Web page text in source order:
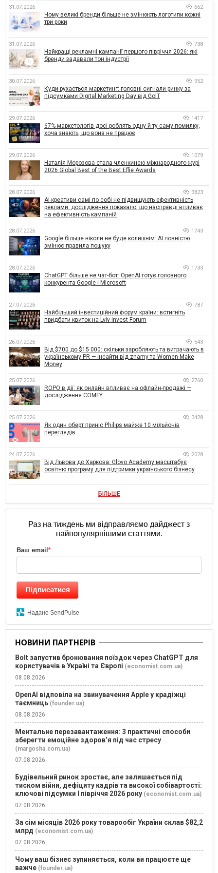
31.07.2026 662
Чому великі бренди більше не змінюють логотипи кожні
три роки
31.07.2026 738
Найкращі рекламні кампанії першого півріччя 2026: які
бренди задавали тон індустрії
30.07.2026 952
Куди рухається маркетинг: головні сигнали ринку за
підсумками Digital Marketing Day від GoIT
29.07.2026 1417
67% маркетологів досі роблять одну й ту саму помилку,
хоча знають, що вона не працює
29.07.2026 1079
Наталія Морозова стала членкинею міжнародного журі
2026 Global Best of the Best Effie Awards
28.07.2026 3823
AI-креативи самі по собі не підвищують ефективність
реклами: дослідження показало, що насправді впливає
на ефективність кампаній
28.07.2026 1743
Google більше ніколи не буде колишнім: AI повністю
змінює правила пошуку
28.07.2026 1733
ChatGPT більше не чат-бот: OpenAI готує головного
конкурента Google і Microsoft
27.07.2026 787
Найбільший інвестиційний форум країни: встигніть
придбати квиток на Lviv Invest Forum
26.07.2026 543
Від $700 до $15 000: скільки заробляють та витрачають в
українському PR — інсайти від znamy та Women Make
Money
25.07.2026 2760
ROPO в дії: як онлайн впливає на офлайн-продажі —
дослідження COMFY
25.07.2026 3428
Як один оберт приніс Philips майже 10 мільйонів
переглядів
24.07.2026 2028
Від Львова до Харкова: Glovo Academy масштабує
освітню програму для підтримки українського бізнесу
БІЛЬШЕ
Раз на тиждень ми відправляємо дайджест з
найпопулярнішими статтями.
Ваш email*
Підписатися
Надано SendPulse
НОВИНИ ПАРТНЕРІВ
Bolt запустив бронювання поїздок через ChatGPT для
користувачів в Україні та Європі (economist.com.ua)
08.08.2026
OpenAI відповіла на звинувачення Apple у крадіжці
таємниць (founder.ua)
08.08.2026
Ментальне перезавантаження: 3 практичні способи
зберегти емоційне здоров’я під час стресу
(margosha.com.ua)
07.08.2026
Будівельний ринок зростає, але залишається під
тиском війни, дефіциту кадрів та високої собівартості:
ключові підсумки І півріччя 2026 року (economist.com.ua)
07.08.2026
За сім місяців 2026 року товарообіг України склав $82,2
млрд (economist.com.ua)
07.08.2026
Чому ваш бізнес зупиняється, коли ви працюєте ще
важче (founder.ua)